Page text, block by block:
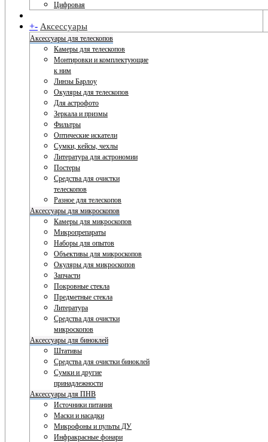
Цифровая
+- Аксессуары
Аксессуары для телескопов
Камеры для телескопов
Монтировки и комплектующие
к ним
Линзы Барлоу
Окуляры для телескопов
Для астрофото
Зеркала и призмы
Фильтры
Оптические искатели
Сумки, кейсы, чехлы
Литература для астрономии
Постеры
Средства для очистки
телескопов
Разное для телескопов
Аксессуары для микроскопов
Камеры для микроскопов
Микропрепараты
Наборы для опытов
Объективы для микроскопов
Окуляры для микроскопов
Запчасти
Покровные стекла
Предметные стекла
Литература
Средства для очистки
микроскопов
Аксессуары для биноклей
Штативы
Средства для очистки биноклей
Сумки и другие
принадлежности
Аксессуары для ПНВ
Источники питания
Маски и насадки
Микрофоны и пульты ДУ
Инфракрасные фонари